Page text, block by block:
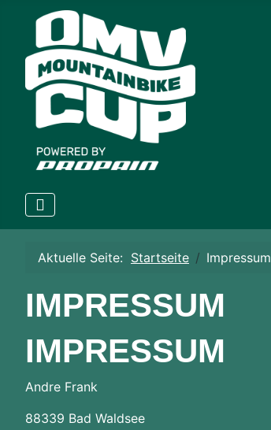
Aktuelle Seite: Startseite Impressum
IMPRESSUM
IMPRESSUM
Andre Frank
88339 Bad Waldsee